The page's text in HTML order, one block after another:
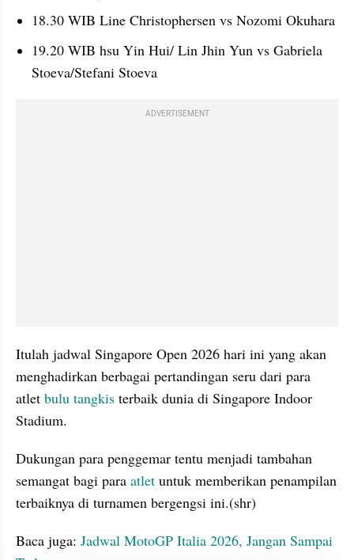
18.30 WIB Line Christophersen vs Nozomi Okuhara
19.20 WIB hsu Yin Hui/ Lin Jhin Yun vs Gabriela
Stoeva/Stefani Stoeva
ADVERTISEMENT
Itulah jadwal Singapore Open 2026 hari ini yang akan
menghadirkan berbagai pertandingan seru dari para
atlet bulu tangkis terbaik dunia di Singapore Indoor
Stadium.
Dukungan para penggemar tentu menjadi tambahan
semangat bagi para atlet untuk memberikan penampilan
terbaiknya di turnamen bergengsi ini.(shr)
Baca juga: Jadwal MotoGP Italia 2026, Jangan Sampai